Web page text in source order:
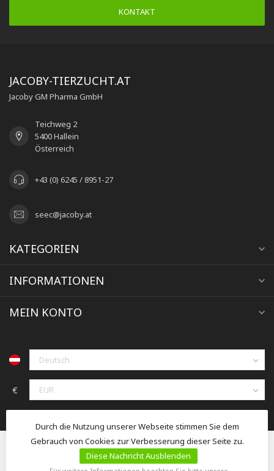
KONTAKT
JACOBY-TIERZUCHT.AT
Jacoby GM Pharma GmbH
Teichweg 2
5400 Hallein
Österreich
+43 (0) 6245 / 8951-27
seec@jacoby.at
KATEGORIEN
INFORMATIONEN
MEIN KONTO
€
Durch die Nutzung unserer Webseite stimmen Sie dem
Gebrauch von Cookies zur Verbesserung dieser Seite zu.
Diese Nachricht Ausblenden